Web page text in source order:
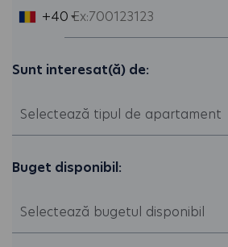
+40
Sunt interesat(ă) de:
Buget disponibil: